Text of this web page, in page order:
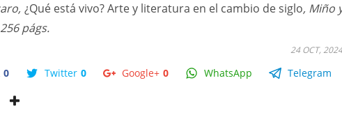
¿Qué está vivo? Arte y literatura en el cambio de siglo, Miño
págs.
0 Twitter 0 Google+ 0 WhatsApp Telegram
24 OCT, 2024